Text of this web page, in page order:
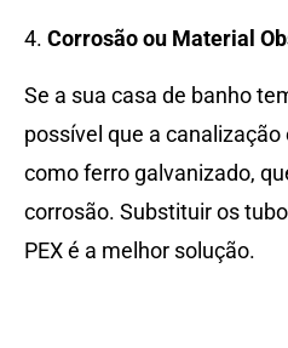
4. Corrosão ou Material
Se a sua casa de banho
possível que a
como ferro galvanizado,
corrosão. Substituir os
PEX é a melhor solução.